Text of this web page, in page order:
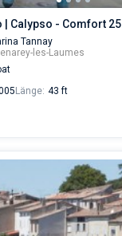
| Calypso - Comfort 25
Tannay
les-Laumes
Länge: 43 ft